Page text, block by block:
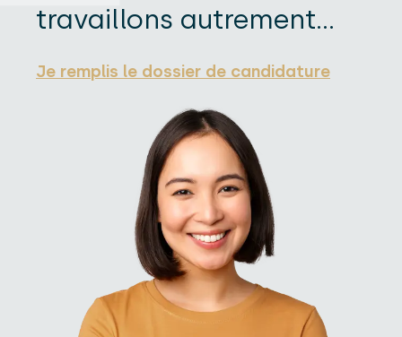
travaillons autrement...
Je remplis le dossier de candidature